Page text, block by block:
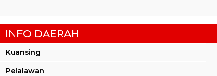
INFO DAERAH
Kuansing
Pelalawan